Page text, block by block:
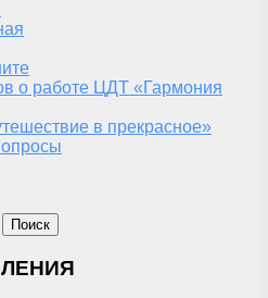
о работе ЦДТ «Гармония
в прекрасное»
Поиск